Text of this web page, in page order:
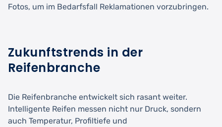
Fotos, um im Bedarfsfall Reklamationen vorzubringen.
Zukunftstrends in der
Reifenbranche
Die Reifenbranche entwickelt sich rasant weiter.
Intelligente Reifen messen nicht nur Druck, sondern
auch Temperatur, Profiltiefe und